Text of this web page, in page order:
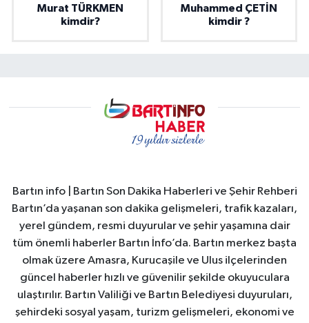
Murat TÜRKMEN
kimdir?
Muhammed ÇETİN
kimdir ?
Bartın info | Bartın Son Dakika Haberleri ve Şehir Rehberi
Bartın’da yaşanan son dakika gelişmeleri, trafik kazaları,
yerel gündem, resmi duyurular ve şehir yaşamına dair
tüm önemli haberler Bartın İnfo’da. Bartın merkez başta
olmak üzere Amasra, Kurucaşile ve Ulus ilçelerinden
güncel haberler hızlı ve güvenilir şekilde okuyuculara
ulaştırılır. Bartın Valiliği ve Bartın Belediyesi duyuruları,
şehirdeki sosyal yaşam, turizm gelişmeleri, ekonomi ve